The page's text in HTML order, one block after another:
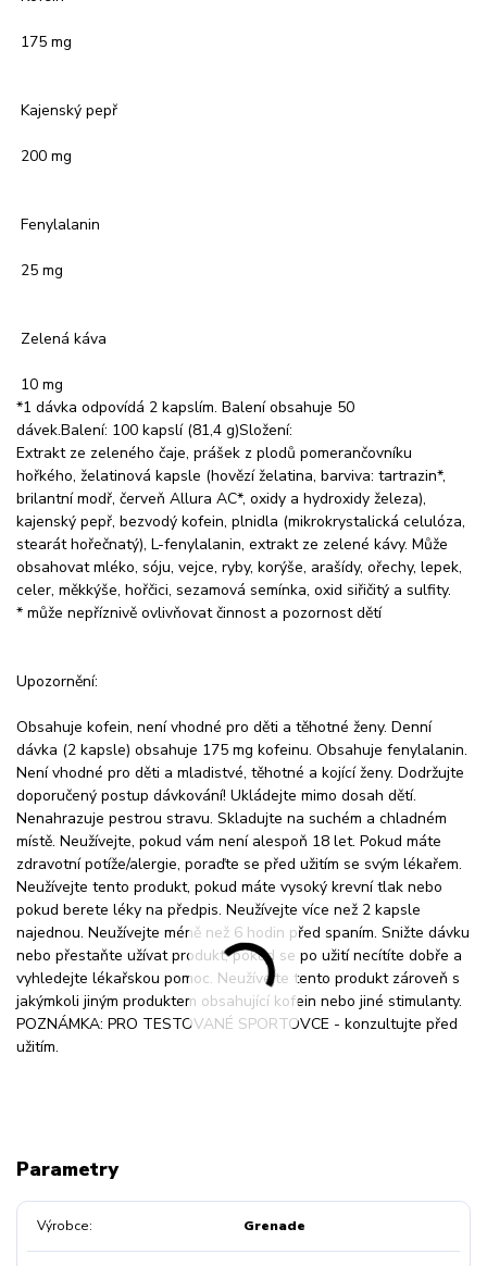
175 mg
Kajenský pepř
200 mg
Fenylalanin
25 mg
Zelená káva
10 mg
*1 dávka odpovídá 2 kapslím. Balení obsahuje 50
dávek.Balení: 100 kapslí (81,4 g)Složení:
Extrakt ze zeleného čaje, prášek z plodů pomerančovníku
hořkého, želatinová kapsle (hovězí želatina, barviva: tartrazin*,
brilantní modř, červeň Allura AC*, oxidy a hydroxidy železa),
kajenský pepř, bezvodý kofein, plnidla (mikrokrystalická celulóza,
stearát hořečnatý), L-fenylalanin, extrakt ze zelené kávy. Může
obsahovat mléko, sóju, vejce, ryby, korýše, arašídy, ořechy, lepek,
celer, měkkýše, hořčici, sezamová semínka, oxid siřičitý a sulfity.
* může nepříznivě ovlivňovat činnost a pozornost dětí
Upozornění:
Obsahuje kofein, není vhodné pro děti a těhotné ženy. Denní
dávka (2 kapsle) obsahuje 175 mg kofeinu. Obsahuje fenylalanin.
Není vhodné pro děti a mladistvé, těhotné a kojící ženy. Dodržujte
doporučený postup dávkování! Ukládejte mimo dosah dětí.
Nenahrazuje pestrou stravu. Skladujte na suchém a chladném
místě. Neužívejte, pokud vám není alespoň 18 let. Pokud máte
zdravotní potíže/alergie, poraďte se před užitím se svým lékařem.
Neužívejte tento produkt, pokud máte vysoký krevní tlak nebo
pokud berete léky na předpis. Neužívejte více než 2 kapsle
najednou. Neužívejte méně než 6 hodin před spaním. Snižte dávku
nebo přestaňte užívat produkt, pokud se po užití necítíte dobře a
vyhledejte lékařskou pomoc. Neužívejte tento produkt zároveň s
jakýmkoli jiným produktem obsahující kofein nebo jiné stimulanty.
POZNÁMKA: PRO TESTOVANÉ SPORTOVCE - konzultujte před
užitím.
Parametry
Výrobce Grenade